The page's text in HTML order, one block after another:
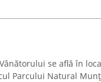
se află în
Parcului Natural